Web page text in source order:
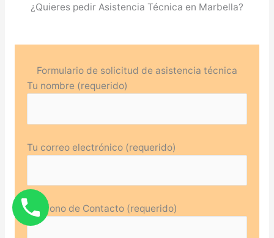
¿Quieres pedir Asistencia Técnica en Marbella?
Formulario de solicitud de asistencia técnica
Tu nombre (requerido)
Tu correo electrónico (requerido)
Teléfono de Contacto (requerido)